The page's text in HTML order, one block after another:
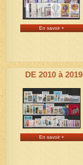
En savoir +
DE 2010 à 2019
En savoir +